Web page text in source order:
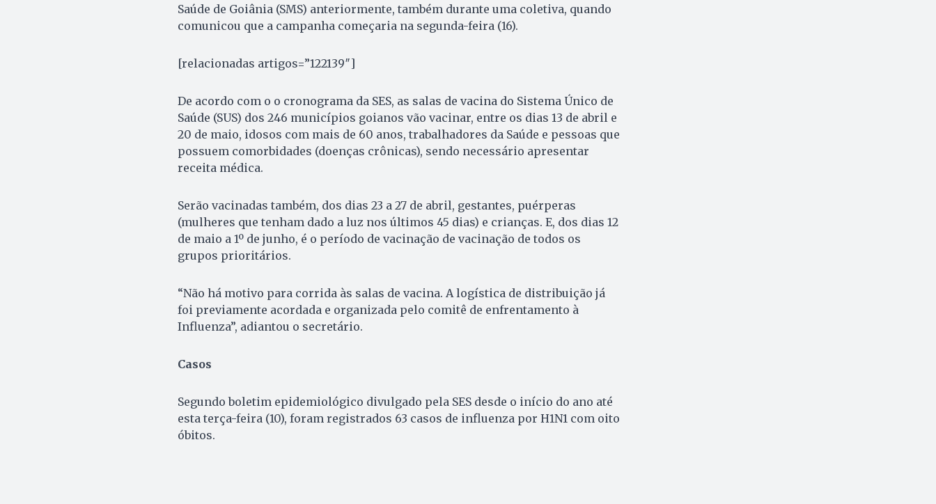
Saúde de Goiânia (SMS) anteriormente, também durante uma coletiva, quando
comunicou que a campanha começaria na segunda-feira (16).
[relacionadas artigos=”122139″]
De acordo com o o cronograma da SES, as salas de vacina do Sistema Único de
Saúde (SUS) dos 246 municípios goianos vão vacinar, entre os dias 13 de abril e
20 de maio, idosos com mais de 60 anos, trabalhadores da Saúde e pessoas que
possuem comorbidades (doenças crônicas), sendo necessário apresentar
receita médica.
Serão vacinadas também, dos dias 23 a 27 de abril, gestantes, puérperas
(mulheres que tenham dado a luz nos últimos 45 dias) e crianças. E, dos dias 12
de maio a 1º de junho, é o período de vacinação de vacinação de todos os
grupos prioritários.
“Não há motivo para corrida às salas de vacina. A logística de distribuição já
foi previamente acordada e organizada pelo comitê de enfrentamento à
Influenza”, adiantou o secretário.
Casos
Segundo boletim epidemiológico divulgado pela SES desde o início do ano até
esta terça-feira (10), foram registrados 63 casos de influenza por H1N1 com oito
óbitos.